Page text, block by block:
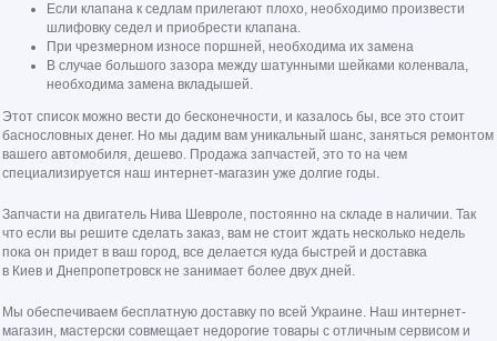
Если клапана к седлам прилегают плохо, необходимо произвести
шлифовку седел и приобрести клапана.
При чрезмерном износе поршней, необходима их замена
В случае большого зазора между шатунными шейками коленвала,
необходима замена вкладышей.
Этот список можно вести до бесконечности, и казалось бы, все это стоит
баснословных денег. Но мы дадим вам уникальный шанс, заняться ремонтом
вашего автомобиля, дешево. Продажа запчастей, это то на чем
специализируется наш интернет-магазин уже долгие годы.
Запчасти на двигатель Нива Шевроле, постоянно на складе в наличии. Так
что если вы решите сделать заказ, вам не стоит ждать несколько недель
пока он придет в ваш город, все делается куда быстрей и доставка
в Киев и Днепропетровск не занимает более двух дней.
Мы обеспечиваем бесплатную доставку по всей Украине. Наш интернет-
магазин, мастерски совмещает недорогие товары с отличным сервисом и